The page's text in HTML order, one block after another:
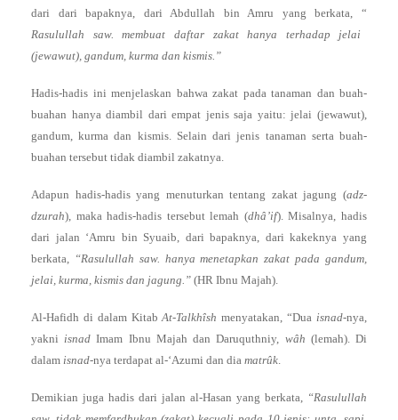
dari dari bapaknya, dari Abdullah bin Amru yang berkata, “
Rasulullah saw. membuat daftar zakat hanya terhadap jelai
(jewawut), gandum, kurma dan kismis.”
Hadis-hadis ini menjelaskan bahwa zakat pada tanaman dan buah-
buahan hanya diambil dari empat jenis saja yaitu: jelai (jewawut),
gandum, kurma dan kismis. Selain dari jenis tanaman serta buah-
buahan tersebut tidak diambil zakatnya.
Adapun hadis-hadis yang menuturkan tentang zakat jagung (adz-
dzurah), maka hadis-hadis tersebut lemah (dhâ’if). Misalnya, hadis
dari jalan ‘Amru bin Syuaib, dari bapaknya, dari kakeknya yang
berkata, “Rasulullah saw. hanya menetapkan zakat pada gandum,
jelai, kurma, kismis dan jagung.” (HR Ibnu Majah).
Al-Hafidh di dalam KitabAt-Talkhîsh menyatakan, “Duaisnad-nya,
yakniisnad Imam Ibnu Majah dan Daruquthniy, wâh (lemah). Di
dalam isnad-nya terdapat al-‘Azumi dan dia matrûk.
Demikian juga hadis dari jalan al-Hasan yang berkata, “Rasulullah